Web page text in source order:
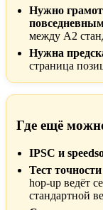
Нужно
между A2
Нужна
страница
Где ещё
IPSC и
Тест
hop-up ведёт
стандартной